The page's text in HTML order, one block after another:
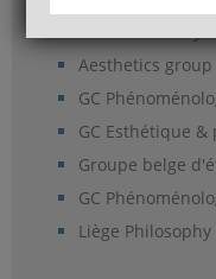
Aesthetics group
GC
GC Esthétique
Groupe belge
GC
Liège Philosophy